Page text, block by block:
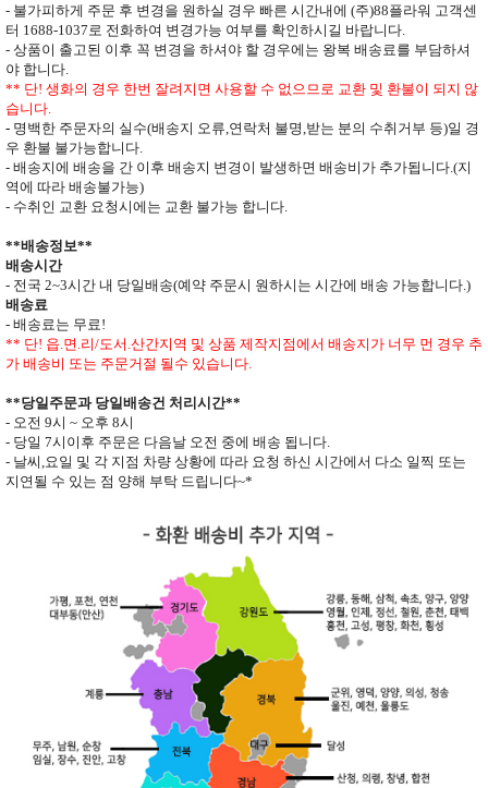
- 불가피하게 주문 후 변경을 원하실 경우 빠른 시간내에 (주)88플라워 고객센
터 1688-1037 로 전화하여 변경가능 여부를 확인하시길 바랍니다.
- 상품이 출고된 이후 꼭 변경을 하셔야 할 경우에는 왕복 배송료를 부담하셔
야 합니다
** 단! 생화의 경우 한번 잘려지면 사용할 수 없으므로 교환 및 환불이 되지 않
습니다
- 명백한 주문자의 실수(배송지 오류 연락처 불명 받는 분의 수취거부 등)일 경
우 환불 불가능합니다
- 배송지에 배송을 간 이후 배송지 변경이 발생하면 배송비가 추가됩니다 .(지
역에 따라 배송불가능)
- 수취인 교환 요청시에는 교환 불가능 합니다
**배송정보**
배송시간
- 전국 2~3시간 내 당일배송(예약 주문시 원하시는 시간에 배송 가능합니다 .)
배송료
- 배송료는 무료 !
** 단! 읍 면 리/도서 산간지역 및 상품 제작지점에서 배송지가 너무 먼 경우 추
가 배송비 또는 주문거절 될수 있습니다
**당일주문과 당일배송건 처리시간**
- 오전 9시 ~ 오후 8시
- 당일 7시이후 주문은 다음날 오전 중에 배송 됩니다
- 날씨 요일 및 각 지점 차량 상황에 따라 요청 하신 시간에서 다소 일찍 또는
지연될 수 있는 점 양해 부탁 드립니다~*